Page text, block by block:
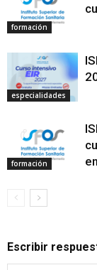
formación
especialidades
formación
Escribir